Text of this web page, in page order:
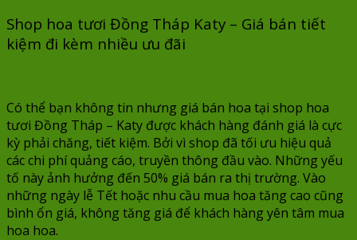
Shop hoa tươi Đồng Tháp Katy – Giá bán tiết
kiệm đi kèm nhiều ưu đãi
Có thể bạn không tin nhưng giá bán hoa tại shop hoa
tươi Đồng Tháp – Katy được khách hàng đánh giá là cực
kỳ phải chăng, tiết kiệm. Bởi vì shop đã tối ưu hiệu quả
các chi phí quảng cáo, truyền thông đầu vào. Những yếu
tố này ảnh hưởng đến 50% giá bán ra thị trường. Vào
những ngày lễ Tết hoặc nhu cầu mua hoa tăng cao cũng
bình ổn giá, không tăng giá để khách hàng yên tâm mua
hoa hoa.